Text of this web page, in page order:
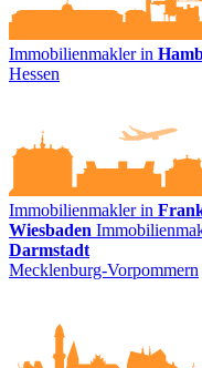
Immobilienmakler in
Hessen
Immobilienmakler in
Wiesbaden
Darmstadt
Mecklenburg-Vorpommern